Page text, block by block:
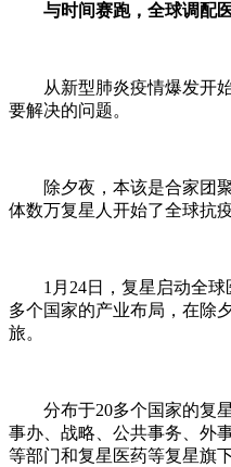
与时间赛跑，全球调配
从新型肺炎疫情爆发开始
要解决的问题。
除夕夜，本该是合家团聚
体数万复星人开始了全球抗
1月24日，复星启动全球
多个国家的产业布局，在除
旅。
分布于20多个国家的复星
事办、战略、公共事务、外
等部门和复星医药等复星旗